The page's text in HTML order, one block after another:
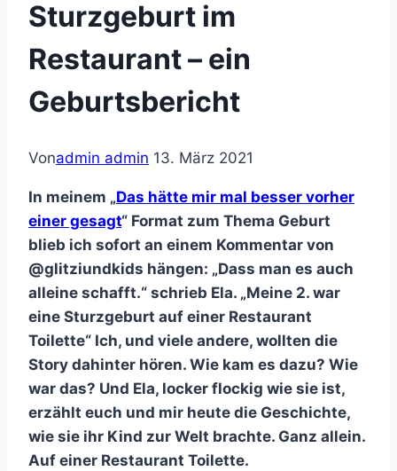
Sturzgeburt im
Restaurant – ein
Geburtsbericht
Vonadmin admin 13. März 2021
In meinem „Das hätte mir mal besser vorher
einer gesagt“ Format zum Thema Geburt
blieb ich sofort an einem Kommentar von
@glitziundkids hängen: „Dass man es auch
alleine schafft.“ schrieb Ela. „Meine 2. war
eine Sturzgeburt auf einer Restaurant
Toilette“ Ich, und viele andere, wollten die
Story dahinter hören. Wie kam es dazu? Wie
war das? Und Ela, locker flockig wie sie ist,
erzählt euch und mir heute die Geschichte,
wie sie ihr Kind zur Welt brachte. Ganz allein.
Auf einer Restaurant Toilette.